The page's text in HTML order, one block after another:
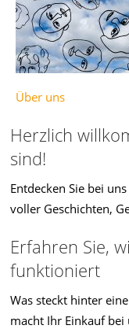
Über uns
Herzlich
sind!
Entdecken Sie bei
voller Geschichten,
Erfahren Sie,
funktioniert
Was steckt hinter
macht Ihr Einkauf bei